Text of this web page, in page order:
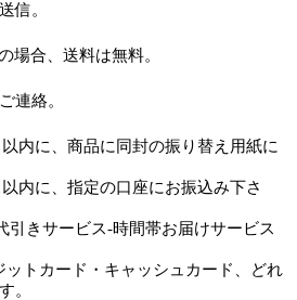
信。
場合、送料は無料。
連絡。
内に、商品に同封の振り替え用紙に
内に、指定の口座にお振込み下さ
引きサービス-時間帯お届けサービス
トカード・キャッシュカード、どれ
。